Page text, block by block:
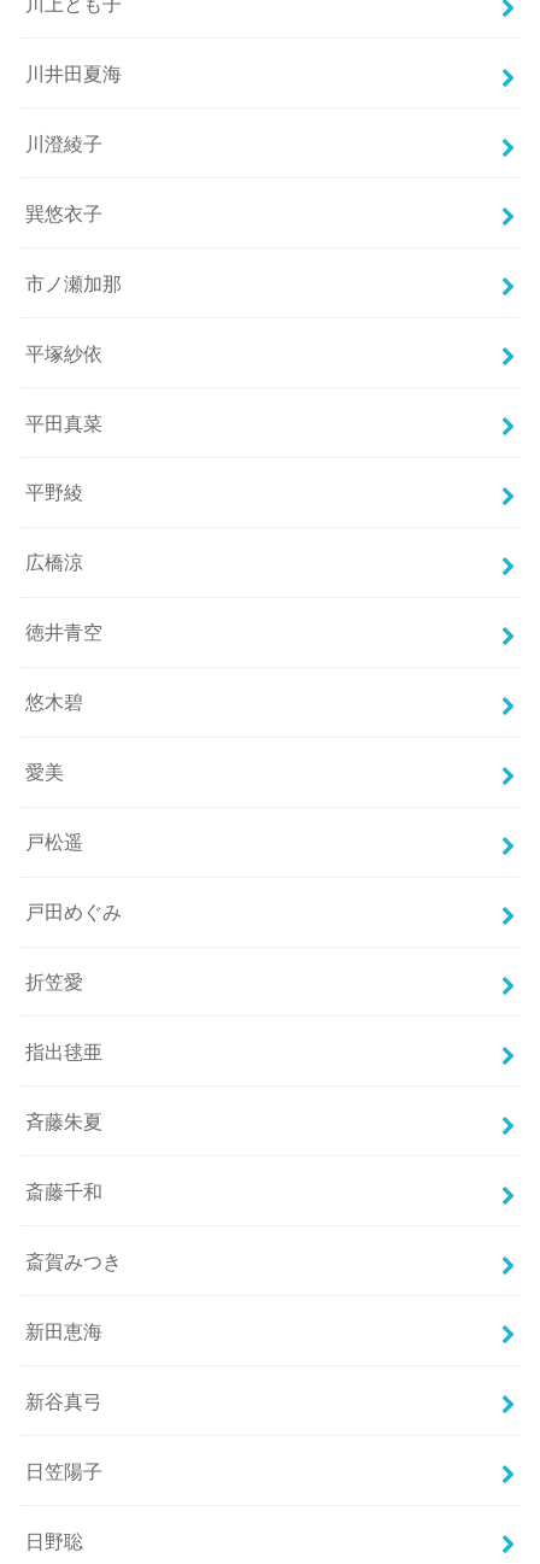
川井田夏海
川澄綾子
巽悠衣子
市ノ瀬加那
平塚紗依
平田真菜
平野綾
広橋涼
徳井青空
悠木碧
愛美
戸松遥
戸田めぐみ
折笠愛
指出毬亜
斉藤朱夏
斎藤千和
斎賀みつき
新田恵海
新谷真弓
日笠陽子
日野聡